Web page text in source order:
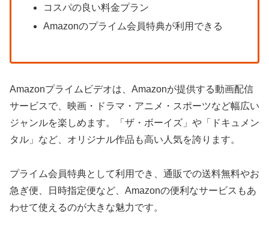
コスパの良い料金プラン
Amazonのプライム会員特典が利用できる
Amazonプライムビデオは、Amazonが提供する動画配信
サービスで、映画・ドラマ・アニメ・スポーツなど幅広い
ジャンルを楽しめます。「ザ・ボーイズ」や「ドキュメン
タル」など、オリジナル作品も高い人気を誇ります。
プライム会員特典として利用でき、通販での送料無料やお
急ぎ便、日時指定便など、Amazonの便利なサービスもあ
わせて使えるのが大きな魅力です。